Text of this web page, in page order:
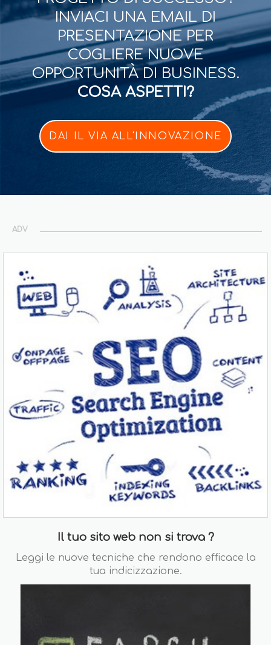
INVIACI UNA EMAIL DI
PRESENTAZIONE PER
COGLIERE NUOVE
OPPORTUNITÀ DI BUSINESS.
COSA ASPETTI?
DAI IL VIA ALL'INNOVAZIONE
ADV
Il tuo sito web non si trova ?
Leggi le nuove tecniche che rendono efficace la
tua indicizzazione.